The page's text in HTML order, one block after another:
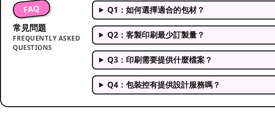
FAQ
常見問題
FREQUENTLY ASKED
QUESTIONS
Q1：如何選擇適合的包材？
Q2：客製印刷最少訂製量？
Q3：印刷需要提供什麼檔案？
Q4：包裝控有提供設計服務嗎？